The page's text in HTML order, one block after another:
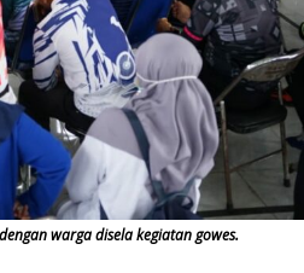
warga disela kegiatan gowes.